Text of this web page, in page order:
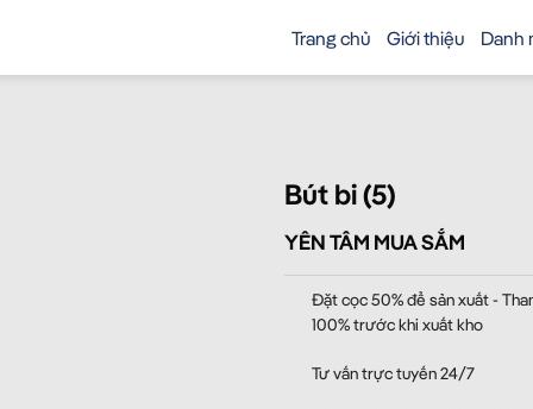
Trang chủ Giới thiệu Danh
Bút bi (5)
YÊN TÂM MUA SẮM
Đặt cọc 50% để sản xuất -
100% trước khi xuất kho
Tư vấn trực tuyến 24/7